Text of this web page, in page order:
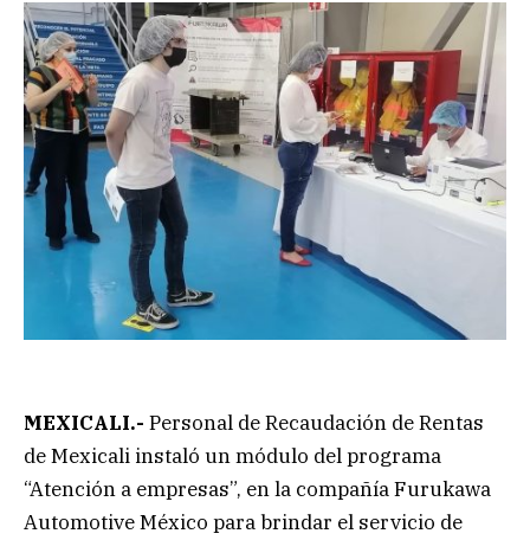
MEXICALI.- Personal de Recaudación de Rentas
de Mexicali instaló un módulo del programa
“Atención a empresas”, en la compañía Furukawa
Automotive México para brindar el servicio de